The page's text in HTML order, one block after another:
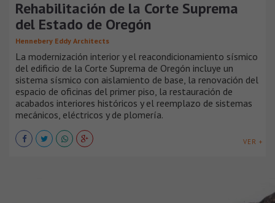
Rehabilitación de la Corte Suprema
del Estado de Oregón
Hennebery Eddy Architects
La modernización interior y el reacondicionamiento sísmico
del edificio de la Corte Suprema de Oregón incluye un
sistema sísmico con aislamiento de base, la renovación del
espacio de oficinas del primer piso, la restauración de
acabados interiores históricos y el reemplazo de sistemas
mecánicos, eléctricos y de plomería.
VER +